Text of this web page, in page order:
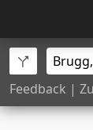
Feedback |